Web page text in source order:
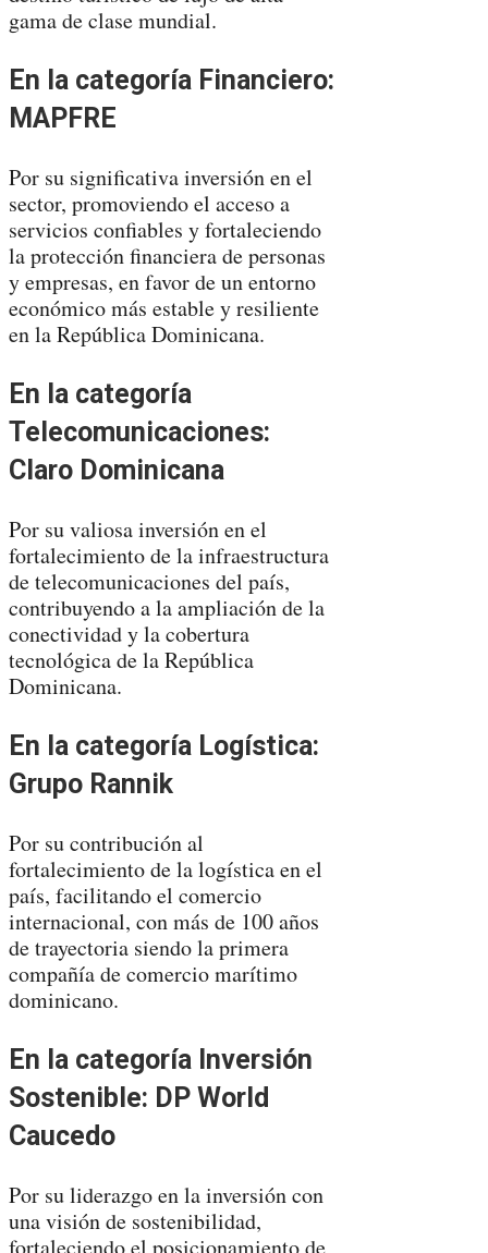
gama de clase mundial.
En la categoría Financiero:
MAPFRE
Por su significativa inversión en el
sector, promoviendo el acceso a
servicios confiables y fortaleciendo
la protección financiera de personas
y empresas, en favor de un entorno
económico más estable y resiliente
en la República Dominicana.
En la categoría
Telecomunicaciones:
Claro Dominicana
Por su valiosa inversión en el
fortalecimiento de la infraestructura
de telecomunicaciones del país,
contribuyendo a la ampliación de la
conectividad y la cobertura
tecnológica de la República
Dominicana.
En la categoría Logística:
Grupo Rannik
Por su contribución al
fortalecimiento de la logística en el
país, facilitando el comercio
internacional, con más de 100 años
de trayectoria siendo la primera
compañía de comercio marítimo
dominicano.
En la categoría Inversión
Sostenible: DP World
Caucedo
Por su liderazgo en la inversión con
una visión de sostenibilidad,
fortaleciendo el posicionamiento de